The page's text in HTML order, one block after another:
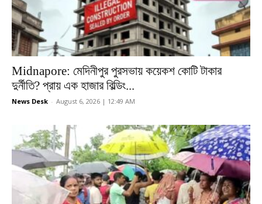
Midnapore: মেদিনীপুর পুরসভায় কয়েকশ কোটি টাকার
দুর্নীতি? প্রায় এক হাজার বিল্ডিং...
News Desk - August 6, 2026 | 12:49 AM